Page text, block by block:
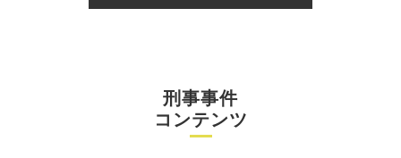
刑事事件
コンテンツ